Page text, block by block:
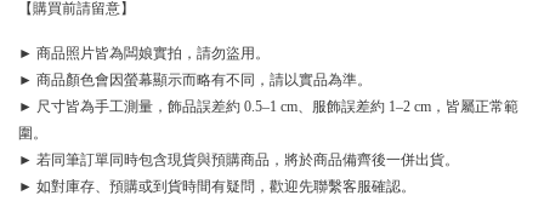
【購買前請留意】
► 商品照片皆為闆娘實拍，請勿盜用。
► 商品顏色會因螢幕顯示而略有不同，請以實品為準。
► 尺寸皆為手工測量，飾品誤差約 0.5–1 cm、服飾誤差約 1–2 cm，皆屬正常範
圍。
► 若同筆訂單同時包含現貨與預購商品，將於商品備齊後一併出貨。
► 如對庫存、預購或到貨時間有疑問，歡迎先聯繫客服確認。